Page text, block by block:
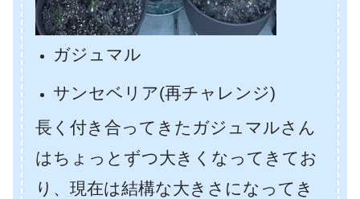
ガジュマル
サンセベリア(再チャレンジ)
長く付き合ってきたガジュマルさん
はちょっとずつ大きくなってきてお
り、現在は結構な大きさになってき